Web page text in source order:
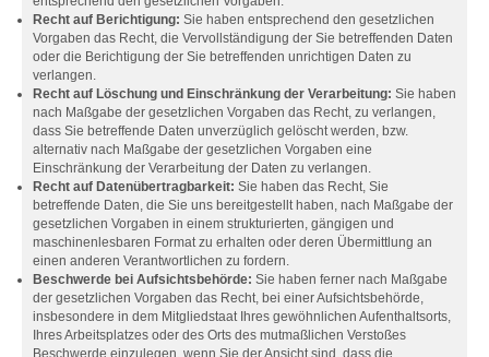
Recht auf Berichtigung: Sie haben entsprechend den gesetzlichen
Vorgaben das Recht, die Vervollständigung der Sie betreffenden Daten
oder die Berichtigung der Sie betreffenden unrichtigen Daten zu
verlangen.
Recht auf Löschung und Einschränkung der Verarbeitung: Sie haben
nach Maßgabe der gesetzlichen Vorgaben das Recht, zu verlangen,
dass Sie betreffende Daten unverzüglich gelöscht werden, bzw.
alternativ nach Maßgabe der gesetzlichen Vorgaben eine
Einschränkung der Verarbeitung der Daten zu verlangen.
Recht auf Datenübertragbarkeit: Sie haben das Recht, Sie
betreffende Daten, die Sie uns bereitgestellt haben, nach Maßgabe der
gesetzlichen Vorgaben in einem strukturierten, gängigen und
maschinenlesbaren Format zu erhalten oder deren Übermittlung an
einen anderen Verantwortlichen zu fordern.
Beschwerde bei Aufsichtsbehörde: Sie haben ferner nach Maßgabe
der gesetzlichen Vorgaben das Recht, bei einer Aufsichtsbehörde,
insbesondere in dem Mitgliedstaat Ihres gewöhnlichen Aufenthaltsorts,
Ihres Arbeitsplatzes oder des Orts des mutmaßlichen Verstoßes
Beschwerde einzulegen, wenn Sie der Ansicht sind, dass die